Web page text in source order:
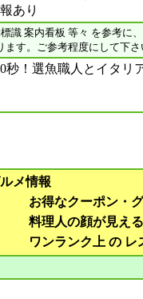
報あり
識 案内看板 等々 を参考に
ます。ご参考程度にして下
秒！選魚職人とイタリ
メ情報
お得なクーポン・
料理人の顔が見え
ワンランク上 の レ